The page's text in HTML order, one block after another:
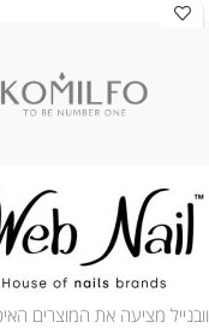
וובנייל מציעה את המוצרים